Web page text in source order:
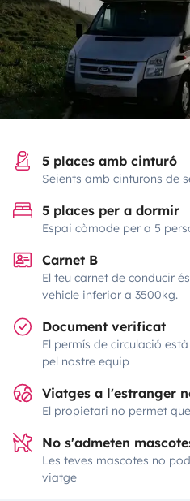
5 places amb cinturó
Seients amb cinturons de
5 places per a dormir
Espai còmode per a 5
Carnet B
El teu carnet de conducir
vehicle inferior a 3500kg.
Document verificat
El permís de circulació
pel nostre equip
Viatges a l'estranger
El propietari no permet
No s'admeten
Les teves mascotes no
viatge